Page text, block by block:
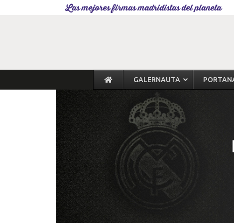
Las mejores firmas madridistas del planeta
GALERNAUTA